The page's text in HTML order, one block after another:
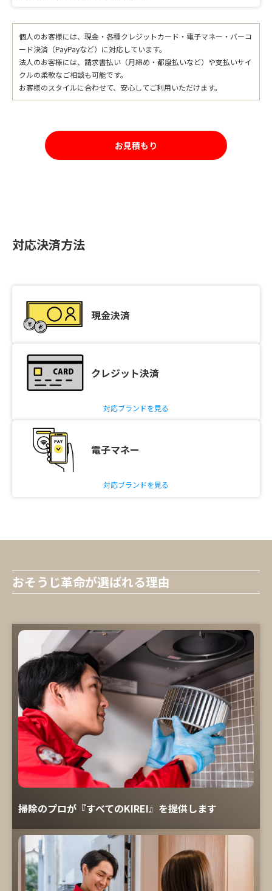
個人のお客様には、現金・各種クレジットカード・電子マネー・バーコ
ード決済（PayPayなど）に対応しています。
法人のお客様には、請求書払い（月締め・都度払いなど）や支払いサイ
クルの柔軟なご相談も可能です。
お客様のスタイルに合わせて、安心してご利用いただけます。
お見積もり
対応決済方法
現金決済
クレジット決済
対応ブランドを見る
電子マネー
対応ブランドを見る
おそうじ革命が選ばれる理由
掃除のプロが『すべてのKIREI』を提供します